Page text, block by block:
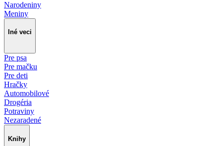
Narodeniny
Meniny
Iné veci
Pre psa
Pre mačku
Pre deti
Hračky
Automobilové
Drogéria
Potraviny
Nezaradené
Knihy